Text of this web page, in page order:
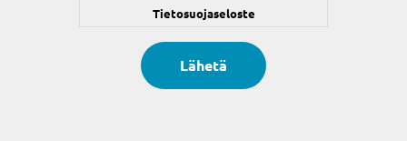
Tietosuojaseloste